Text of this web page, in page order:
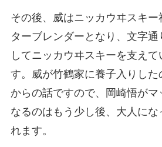
その後、威はニッカウヰスキー
ターブレンダーとなり、文字通
してニッカウヰスキーを支えて
す。威が竹鶴家に養子入りした
からの話ですので、岡崎悟が
なるのはもう少し後、大人に
れます。